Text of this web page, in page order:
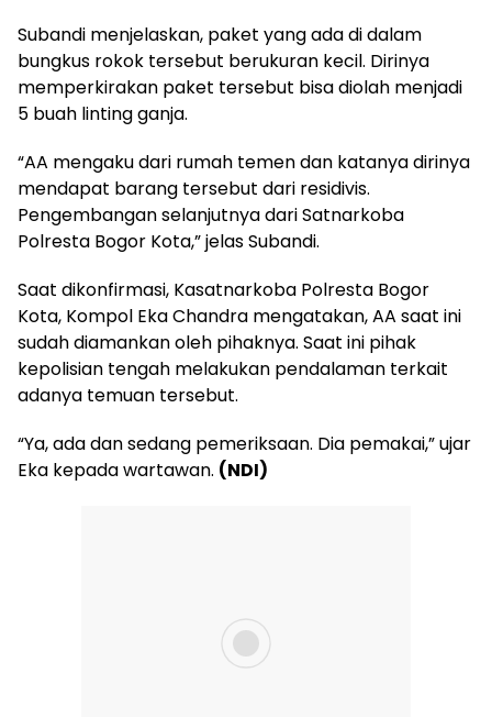
Subandi menjelaskan, paket yang ada di dalam
bungkus rokok tersebut berukuran kecil. Dirinya
memperkirakan paket tersebut bisa diolah menjadi
5 buah linting ganja.
“AA mengaku dari rumah temen dan katanya dirinya
mendapat barang tersebut dari residivis.
Pengembangan selanjutnya dari Satnarkoba
Polresta Bogor Kota,” jelas Subandi.
Saat dikonfirmasi, Kasatnarkoba Polresta Bogor
Kota, Kompol Eka Chandra mengatakan, AA saat ini
sudah diamankan oleh pihaknya. Saat ini pihak
kepolisian tengah melakukan pendalaman terkait
adanya temuan tersebut.
“Ya, ada dan sedang pemeriksaan. Dia pemakai,” ujar
Eka kepada wartawan. (NDI)